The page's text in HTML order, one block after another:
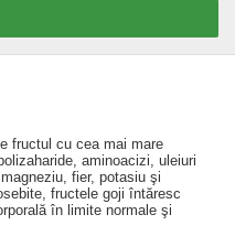
fructul cu cea mai mare
aminoacizi, uleiuri
fier, potasiu şi
fructele goji întăresc
în limite normale şi